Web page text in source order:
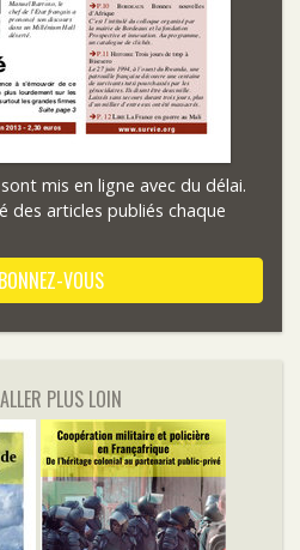
mis en ligne avec du délai.
des articles publiés chaque
VOUS
PLUS LOIN